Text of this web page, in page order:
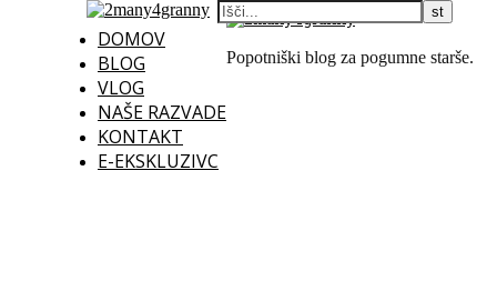
DOMOV
BLOG
VLOG
NAŠE RAZVADE
KONTAKT
E-EKSKLUZIVC
Popotniški blog za pogumne starše.